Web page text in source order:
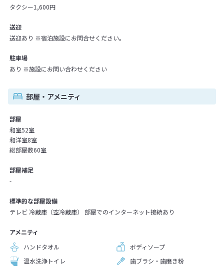
タクシー1,600円
送迎
送迎あり ※宿泊施設にお問合せください。
駐車場
あり ※施設にお問い合わせください
部屋・アメニティ
部屋
和室52室
和洋室8室
総部屋数60室
部屋補足
-
標準的な部屋設備
テレビ 冷蔵庫（空冷蔵庫） 部屋でのインターネット接続あり
アメニティ
ハンドタオル
ボディソープ
温水洗浄トイレ
歯ブラシ・歯磨き粉